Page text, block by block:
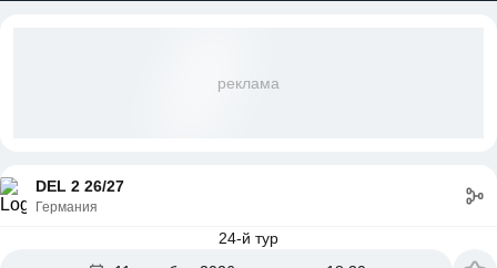
реклама
DEL 2 26/27
Германия
24-й тур